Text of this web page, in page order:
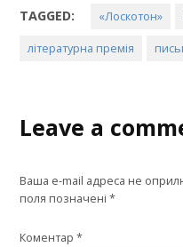
TAGGED: «Лоскотон»
літературна премія
Leave a
Ваша e-mail адреса не
поля позначені*
Коментар*